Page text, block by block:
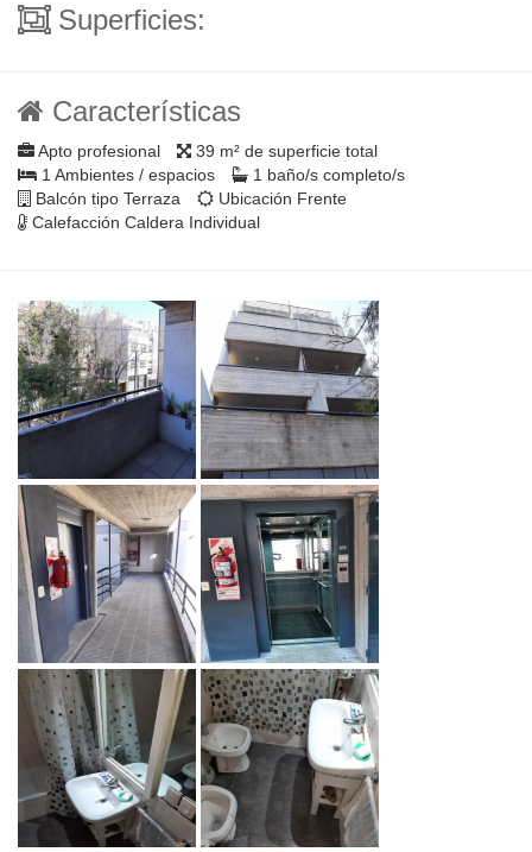
Superficies:
Características
Apto profesional
39 m² de superficie total
1 Ambientes / espacios
1 baño/s completo/s
Balcón tipo Terraza
Ubicación Frente
Calefacción Caldera Individual